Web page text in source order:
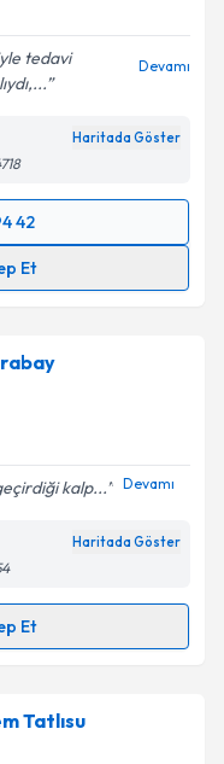
tedavi
Devamı
Haritada Göster
42
Et
bilgilendireceğiz.
ilişkin
belirtilen
ediyorum.
Gönder
kalp... Devamı
Haritada Göster
Et
için randevu takvimi
randevu almanız
Tatlısu